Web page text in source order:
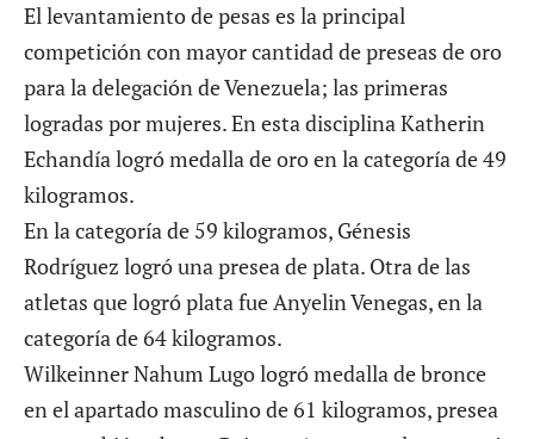
El levantamiento de pesas es la principal
competición con mayor cantidad de preseas de oro
para la delegación de Venezuela; las primeras
logradas por mujeres. En esta disciplina Katherin
Echandía logró medalla de oro en la categoría de 49
kilogramos.
En la categoría de 59 kilogramos, Génesis
Rodríguez logró una presea de plata. Otra de las
atletas que logró plata fue Anyelin Venegas, en la
categoría de 64 kilogramos.
Wilkeinner Nahum Lugo logró medalla de bronce
en el apartado masculino de 61 kilogramos, presea